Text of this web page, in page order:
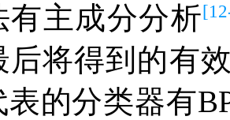
有主成分分析
后将得到的有
表的分类器有